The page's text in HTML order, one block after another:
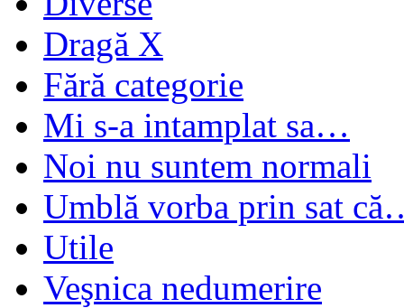
Dragă X
Fără categorie
Mi s-a intamplat sa…
Noi nu suntem normali
Umblă vorba prin sat
Utile
Veşnica nedumerire